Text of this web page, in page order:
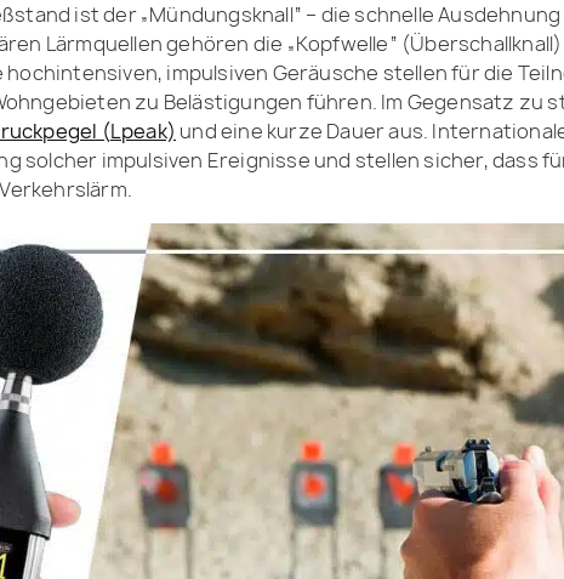
ist der „Mündungsknall“ – die schnelle
Lärmquellen gehören die „Kopfwelle“
impulsiven Geräusche stellen für die
zu Belästigungen führen. Im Gegensatz zu
(Lpeak) und eine kurze Dauer aus.
solcher impulsiven Ereignisse und stellen sicher, dass